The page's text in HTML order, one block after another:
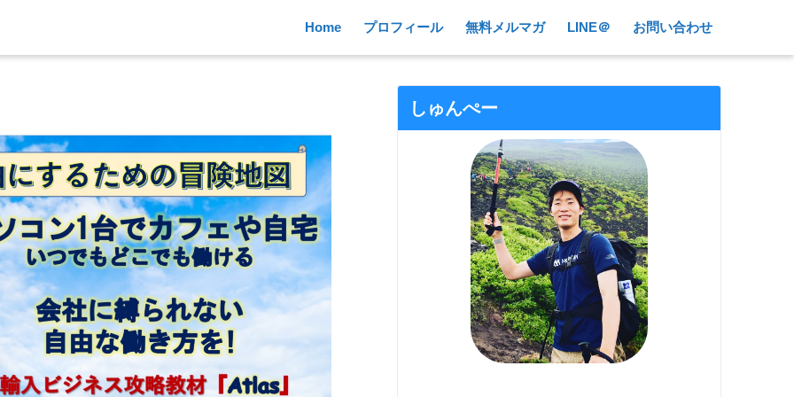
Home プロフィール 無料メルマガ LINE＠ お問い合わせ
しゅんぺー